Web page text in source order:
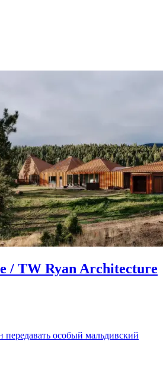
/ TW Ryan Architecture
передавать особый мальдивский